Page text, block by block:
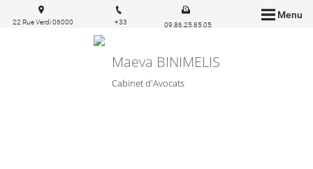
Menu
Maeva BINIMELIS
Cabinet d'Avocats
22 Rue Verdi 06000
+33
09.86.25.85.05